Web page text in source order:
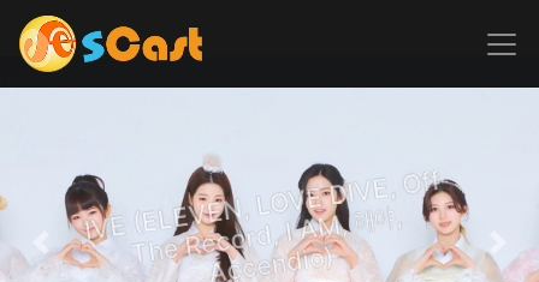
IVE (ELEVEN, LOVE DIVE, Off
The Record, I AM, 해야,
Accendio)
Previous